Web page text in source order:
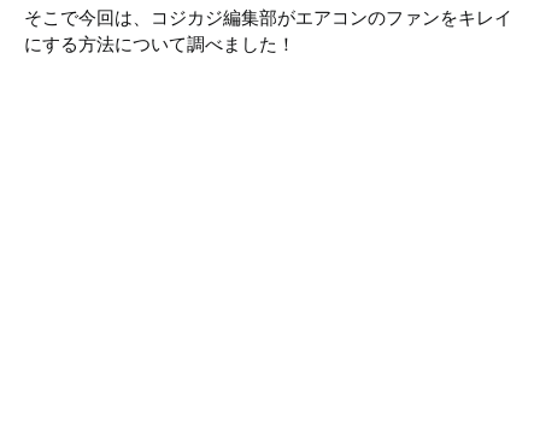
そこで今回は、コジカジ編集部がエアコンのファンをキレイ
にする方法について調べました！